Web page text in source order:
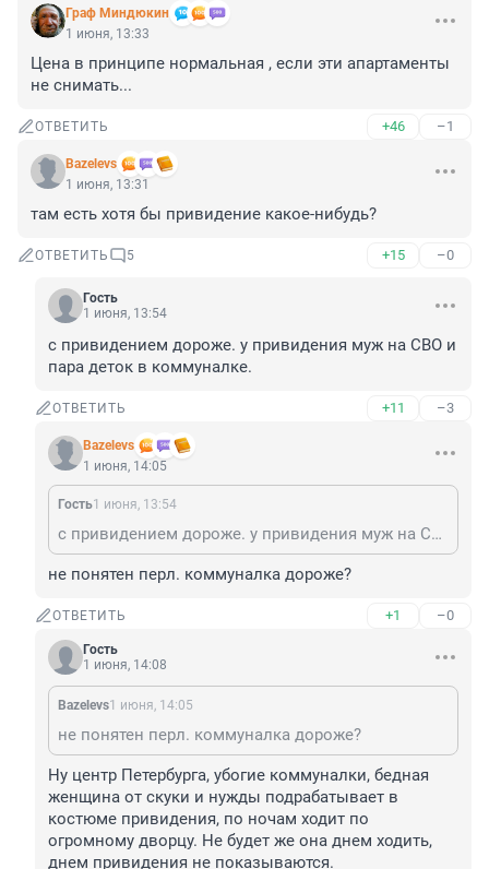
Граф Миндюкин
1 июня, 13:33
Цена в принципе нормальная , если эти апартаменты
не снимать...
ОТВЕТИТЬ +46 –1
Bazelevs
1 июня, 13:31
там есть хотя бы привидение какое-нибудь?
ОТВЕТИТЬ 5 +15 –0
Гость
1 июня, 13:54
с привидением дороже. у привидения муж на СВО и
пара деток в коммуналке.
ОТВЕТИТЬ +11 –3
Bazelevs
1 июня, 14:05
Гость1 июня, 13:54
с привидением дороже. у привидения муж на СВО и пара деток в коммуналке.
не понятен перл. коммуналка дороже?
ОТВЕТИТЬ +1 –0
Гость
1 июня, 14:08
Bazelevs1 июня, 14:05
не понятен перл. коммуналка дороже?
Ну центр Петербурга, убогие коммуналки, бедная
женщина от скуки и нужды подрабатывает в
костюме привидения, по ночам ходит по
огромному дворцу. Не будет же она днем ходить,
днем привидения не показываются.